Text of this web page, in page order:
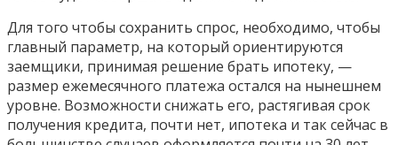
Для того чтобы сохранить спрос, необходимо, чтобы
главный параметр, на который ориентируются
заемщики, принимая решение брать ипотеку, —
размер ежемесячного платежа остался на нынешнем
уровне. Возможности снижать его, растягивая срок
получения кредита, почти нет, ипотека и так сейчас в